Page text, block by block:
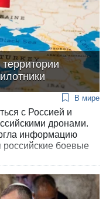
В мире
с Россией и
дронами.
информацию
российские боевые